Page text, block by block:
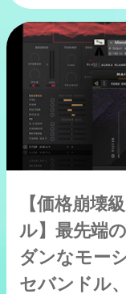
【価格崩壊
ル】最先端
ダンなモー
セバンドル